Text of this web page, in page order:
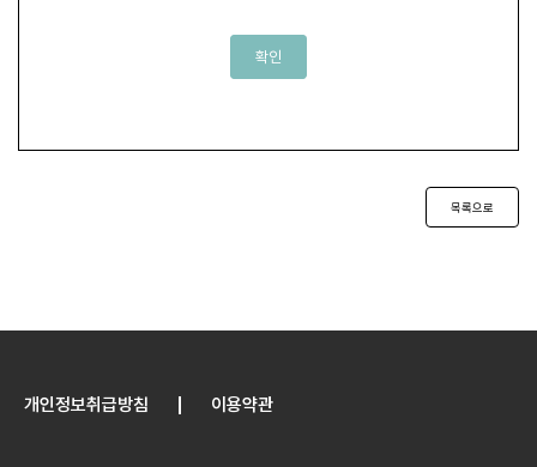
확인
목록으로
개인정보취급방침 이용약관